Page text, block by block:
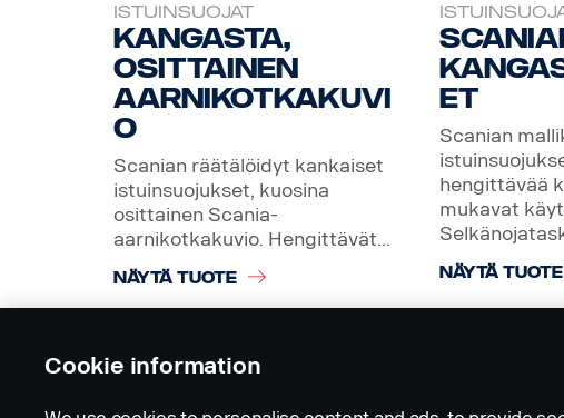
ISTUINSUOJAT
Kangasta,
osittainen
aarnikotkakuvi
o
Scanian räätälöidyt kankaiset
istuinsuojukset, kuosina
osittainen Scania-
aarnikotkakuvio. Hengittävät...
NÄYTÄ TUOTE
et
Scanian
hengittävää
mukavat
NÄYTÄ TUOTE
Cookie information